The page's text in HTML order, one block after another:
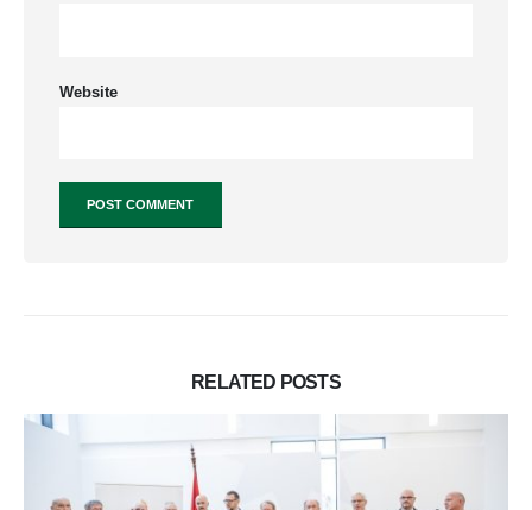
Website
RELATED POSTS
IGENLŐ a mai irgalmas samaritánusról
Hun67th